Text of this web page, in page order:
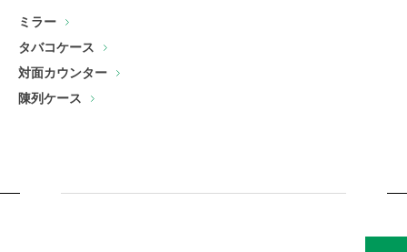
ミラー
タバコケース
対面カウンター
陳列ケース